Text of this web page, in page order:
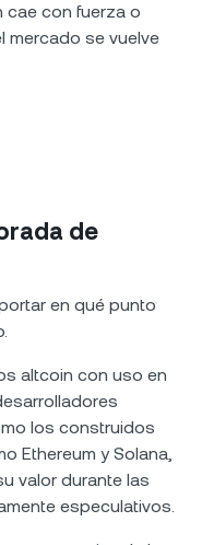
cae con fuerza o
mercado se vuelve
de
en qué punto
altcoin con uso en
los construidos
Ethereum y Solana,
valor durante las
especulativos.